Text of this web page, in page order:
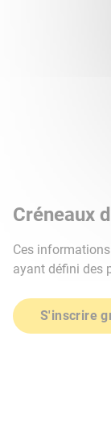
Créneaux
Ces
ayant défini des
S'inscrire